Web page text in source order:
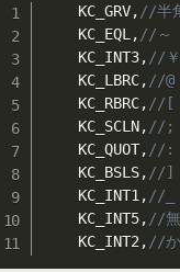
    KC_GRV
, //半
    KC_EQL
, //～
    KC_INT3
, //￥
    KC_LBRC
, //@
    KC_RBRC
, //[
    KC_SCLN
, //;
    KC_QUOT
, //:
    KC_BSLS
, //]
    KC_INT1
, //_
    KC_INT5
, //無
    KC_INT2
, //